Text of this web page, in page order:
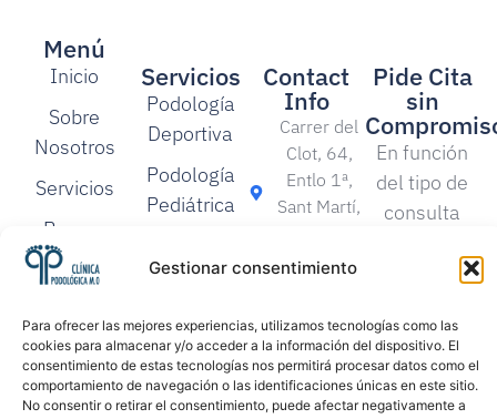
Gestionar consentimiento
Para ofrecer las mejores experiencias, utilizamos tecnologías como las
cookies para almacenar y/o acceder a la información del dispositivo. El
consentimiento de estas tecnologías nos permitirá procesar datos como el
comportamiento de navegación o las identificaciones únicas en este sitio.
No consentir o retirar el consentimiento, puede afectar negativamente a
Menú
Inicio
Sobre
Nosotros
Servicios
Prensa
Contacto
Servicios
Podología
Deportiva
Podología
Pediátrica
Geriátrica
Estudios
Biomecánicos
Pies de
Contact
Info
Carrer del
Clot, 64,
Entlo 1ª,
Sant Martí,
(Barcelona)
28
[email protected]
Pide Cita
sin
En función
del tipo de
consulta
especialistas
que podrán
ofrecerte